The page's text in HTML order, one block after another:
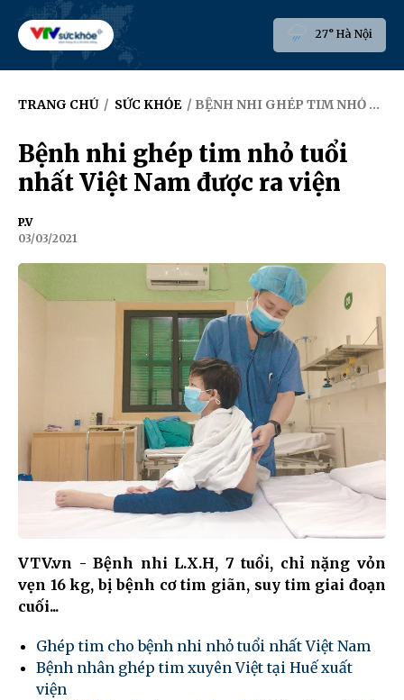
27° Hà Nội
TRANG CHỦ / SỨC KHỎE / BỆNH NHI GHÉP TIM NHỎ TUỔI NHẤT VIỆT NAM ĐƯỢC RA VIỆN
Bệnh nhi ghép tim nhỏ tuổi
nhất Việt Nam được ra viện
P.V
03/03/2021
VTV.vn - Bệnh nhi L.X.H, 7 tuổi, chỉ nặng vỏn
vẹn 16 kg, bị bệnh cơ tim giãn, suy tim giai đoạn
cuối...
Ghép tim cho bệnh nhi nhỏ tuổi nhất Việt Nam
Bệnh nhân ghép tim xuyên Việt tại Huế xuất
viện